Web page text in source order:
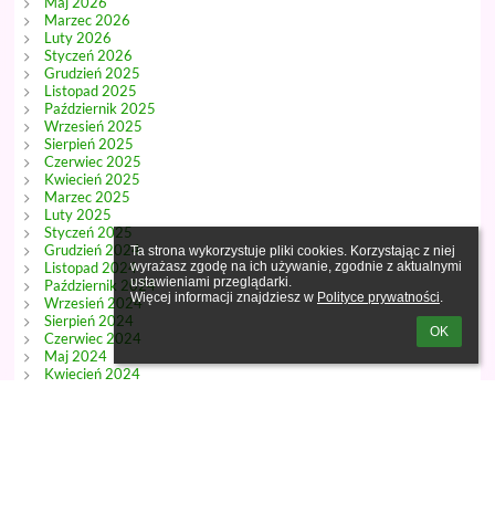
Ta strona wykorzystuje pliki cookies. Korzystając z niej
wyrażasz zgodę na ich używanie, zgodnie z aktualnymi
ustawieniami przeglądarki.
Więcej informacji znajdziesz w Polityce prywatności.
OK
Marzec 2026
Luty 2026
Styczeń 2026
Grudzień 2025
Listopad 2025
Październik 2025
Wrzesień 2025
Sierpień 2025
Czerwiec 2025
Kwiecień 2025
Marzec 2025
Luty 2025
Styczeń 2025
Grudzień 2024
Listopad 2024
Październik 2024
Wrzesień 2024
Sierpień 2024
Czerwiec 2024
Maj 2024
Kwiecień 2024